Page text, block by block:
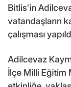
Bitlis'in
vatandaşların
çalışması
Adilcevaz
İlçe Milli Eğitim